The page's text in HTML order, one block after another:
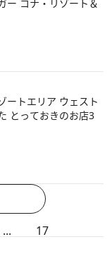
ト＆
リア ウェスト
3
... 17